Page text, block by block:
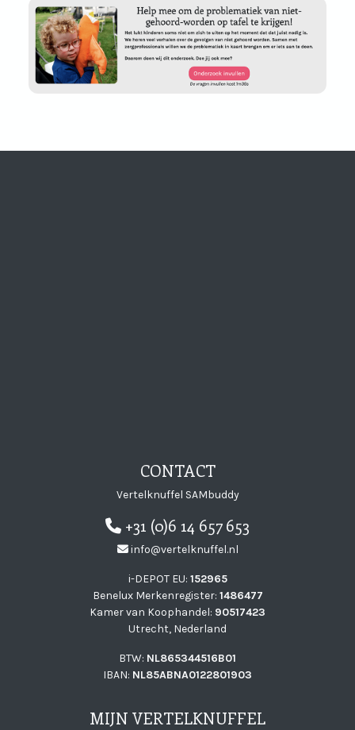
CONTACT
Vertelknuffel SAMbuddy
+31 (0)6 14 657 653
info@vertelknuffel.nl
i-DEPOT EU: 152965
Benelux Merkenregister: 1486477
Kamer van Koophandel: 90517423
Utrecht, Nederland
BTW: NL865344516B01
IBAN: NL85ABNA0122801903
MIJN VERTELKNUFFEL